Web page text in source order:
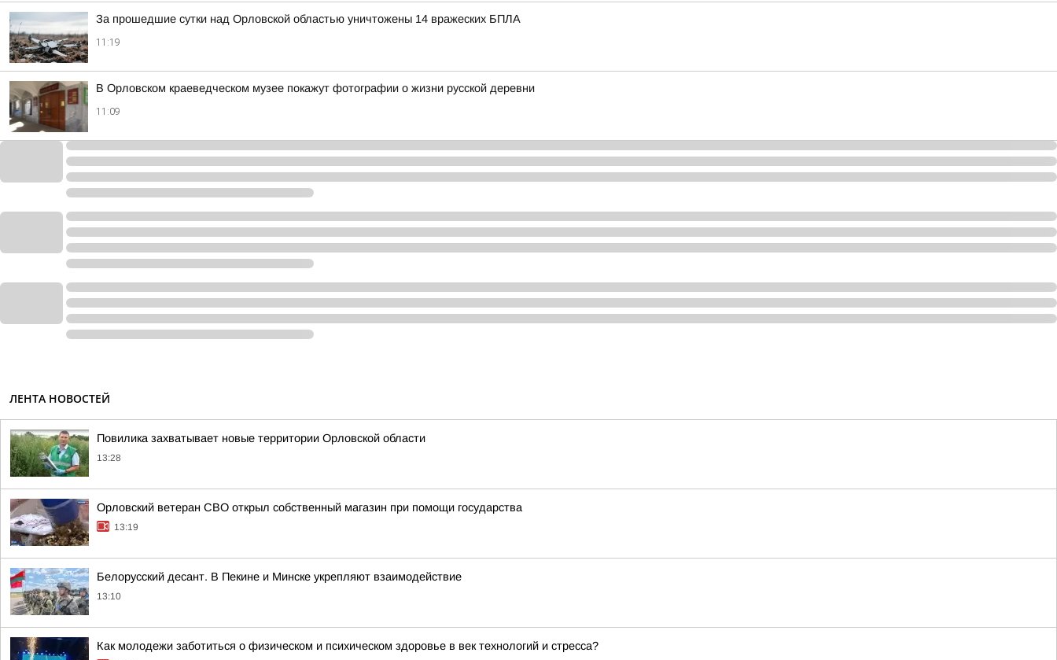
За прошедшие сутки над Орловской областью уничтожены 14 вражеских БПЛА
11:19
В Орловском краеведческом музее покажут фотографии о жизни русской деревни
11:09
ЛЕНТА НОВОСТЕЙ
Повилика захватывает новые территории Орловской области
13:28
Орловский ветеран СВО открыл собственный магазин при помощи государства
13:19
Белорусский десант. В Пекине и Минске укрепляют взаимодействие
13:10
Как молодежи заботиться о физическом и психическом здоровье в век технологий и стресса?